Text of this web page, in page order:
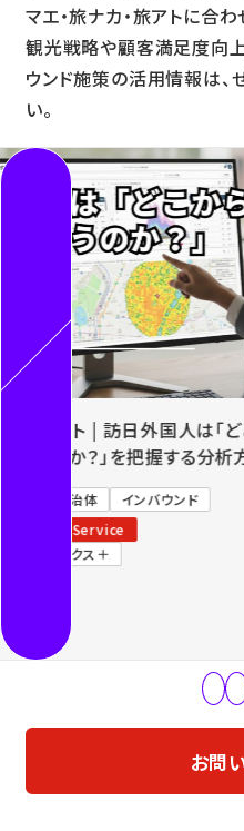
マエ・旅ナカ・旅アトに合
観光戦略や顧客満足度向
ウンド施策の活用情報は、
い。
訪日インバウンドマー
の行動分析から広告
で一気通貫
小売・卸売
インバウンド
2026年04月05日
お問